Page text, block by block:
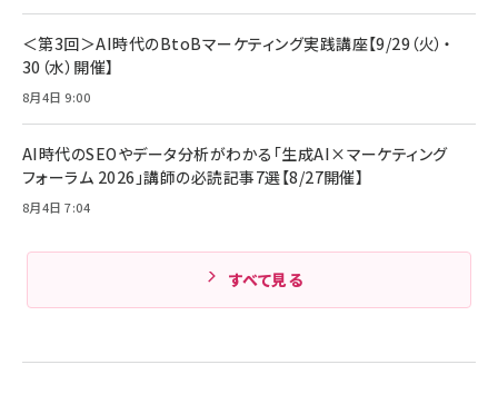
Anker PowerLine III Flow USB-C & USB-C
ケーブル Anker絡まないケーブル 240W 結束バン
ド付き USB PD対応 シリコン素材採用 iPhone
Amazonランキングをもっと見る
キャンペーン】
￥4,857
＜第3回＞AI時代のBtoBマーケティング実践講座【9/29（火）・
30（水）開催】
8月4日 9:00
AI時代のSEOやデータ分析がわかる「生成AI×マーケティング
フォーラム 2026」講師の必読記事7選【8/27開催】
8月4日 7:04
すべて見る